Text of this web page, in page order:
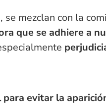
mezclan con la
que se adhiere a
para evitar la